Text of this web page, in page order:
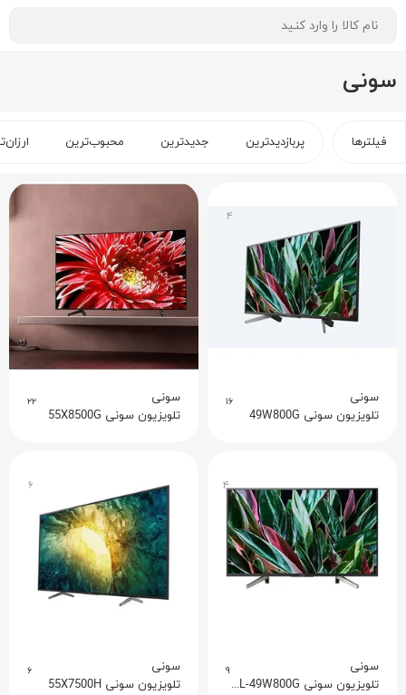
سونی
فیلترها پربازدیدترین جدیدترین محبوب‌ترین
۴
سونی ۱۶
تلویزیون سونی 49W800G
۶
سونی ۲۲
تلویزیون سونی 55X8500G
۴
سونی ۹
تلویزیون سونی KDL-49W800G
۶
سونی ۶
تلویزیون سونی 55X7500H